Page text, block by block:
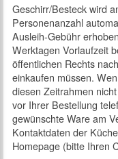
Geschirr/Besteck wird
Personenanzahl
Ausleih-Gebühr
Werktagen Vorlaufzeit
öffentlichen Rechts
einkaufen müssen.
diesen Zeitrahmen
vor Ihrer Bestellung
gewünschte Ware am
Kontaktdaten der
Homepage (bitte Ihren